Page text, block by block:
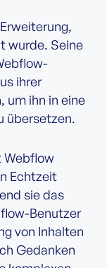
wurde. Seine
ihrer
um ihn in eine
übersetzen.
Webflow
Echtzeit
sie das
Benutzer
von Inhalten
Gedanken